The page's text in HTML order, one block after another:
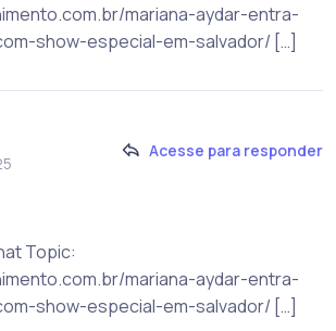
mariana-aydar-entra-
show-especial-em-salvador/ […]
Acesse para responder
Topic:
mariana-aydar-entra-
show-especial-em-salvador/ […]